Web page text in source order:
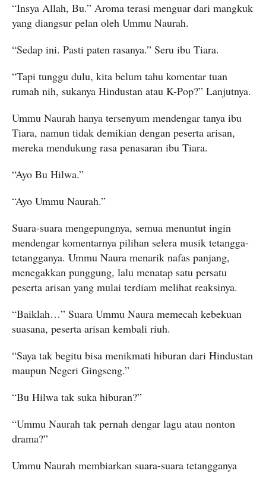
“Insya Allah, Bu.” Aroma terasi menguar dari mangkuk
yang diangsur pelan oleh Ummu Naurah.
“Sedap ini. Pasti paten rasanya.” Seru ibu Tiara.
“Tapi tunggu dulu, kita belum tahu komentar tuan
rumah nih, sukanya Hindustan atau K-Pop?” Lanjutnya.
Ummu Naurah hanya tersenyum mendengar tanya ibu
Tiara, namun tidak demikian dengan peserta arisan,
mereka mendukung rasa penasaran ibu Tiara.
“Ayo Bu Hilwa.”
“Ayo Ummu Naurah.”
Suara-suara mengepungnya, semua menuntut ingin
mendengar komentarnya pilihan selera musik tetangga-
tetangganya. Ummu Naura menarik nafas panjang,
menegakkan punggung, lalu menatap satu persatu
peserta arisan yang mulai terdiam melihat reaksinya.
“Baiklah…” Suara Ummu Naura memecah kebekuan
suasana, peserta arisan kembali riuh.
“Saya tak begitu bisa menikmati hiburan dari Hindustan
maupun Negeri Gingseng.”
“Bu Hilwa tak suka hiburan?”
“Ummu Naurah tak pernah dengar lagu atau nonton
drama?”
Ummu Naurah membiarkan suara-suara tetangganya